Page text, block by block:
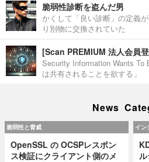
脆弱性診断を盗んだ男
かくして「良い診断」の定義
り別物に交換されていた
[Scan PREMIUM 法人会員
Security Information Wants To
は共有されることを欲する」
News
脆弱性と脅威
OpenSSL の OCSPレスポン
ス検証にクライアント側のメ
イン
ル